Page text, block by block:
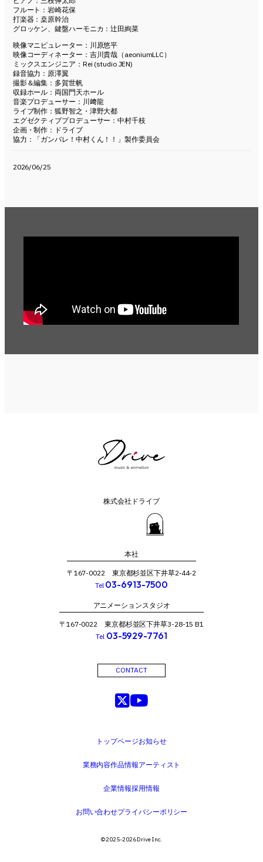
フルート：岩崎花保
打楽器：桒原幹治
グロッケン、鍵盤ハーモニカ：辻田絢菜
映像マニピュレーター：川原悠平
映像コーディネーター：吉川貴哉（aeoniumLLC）
ミックスエンジニア：Rei (studio JEN)
録音協力：原澤翼
撮影＆編集：多賀世帆
収録ホール：両国門天ホール
音楽プロデューサー：川﨑龍
ライブ制作：狐野智之・津野大都
エグゼクティブプロデューサー：中村千枝
企画・制作：ドライブ
協力：「ガンバレ！中村くん！！」製作委員会
2026/06/25
株式会社ドライブ
本社
〒167-0022 東京都杉並区下井草2‐44-2
Tel 03-6913-7500
アニメーションスタジオ
〒167-0022 東京都杉並区下井草3-28-15 B1
Tel 03-5929-7761
CONTACT
トップページお知らせ
業務内容作品情報アーティスト
企業情報採用情報
お問い合わせプライバシーポリシー
©️ 2025-2026 Drive Inc.